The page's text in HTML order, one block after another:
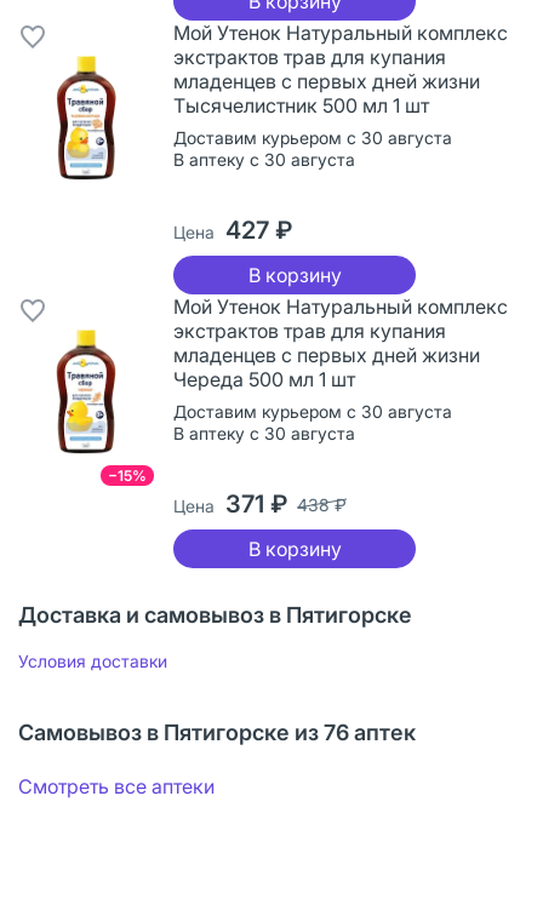
Мой Утенок Натуральный комплекс
экстрактов трав для купания
младенцев с первых дней жизни
Тысячелистник 500 мл 1 шт
Доставим курьером с 30 августа
В аптеку с 30 августа
Цена 427 ₽
В корзину
−15%
Мой Утенок Натуральный комплекс
экстрактов трав для купания
младенцев с первых дней жизни
Череда 500 мл 1 шт
Доставим курьером с 30 августа
В аптеку с 30 августа
Цена 371 ₽ 438 ₽
В корзину
Доставка и самовывоз в Пятигорске
Условия доставки
Самовывоз в Пятигорске из 76 аптек
Смотреть все аптеки